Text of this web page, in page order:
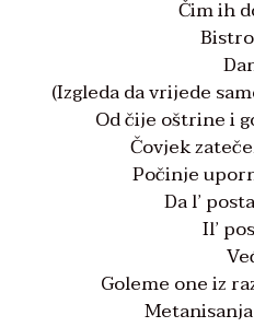
Čim ih
(Izgleda da vrijede
Od čije oštrine i
Čovjek
Počinje
Da l’
Il’
Goleme one iz